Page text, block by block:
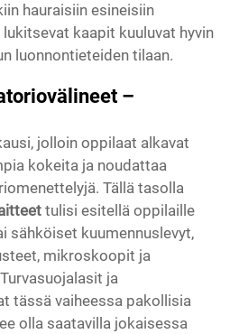
hauraisiin esineisiin
kaapit kuuluvat hyvin
luonnontieteiden tilaan.
–
jolloin oppilaat alkavat
kokeita ja noudattaa
Tällä tasolla
tulisi esitellä oppilaille
sähköiset kuumennuslevyt,
mikroskoopit ja
ja
tässä vaiheessa pakollisia
olla saatavilla jokaisessa